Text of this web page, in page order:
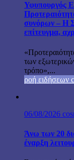
Υφυπουργός
συνόρων – Η
επίτευγμα,
των
τρόπο»,...
ροή ειδήσεων
06/08/2026
Άνω των 20
έναρξη